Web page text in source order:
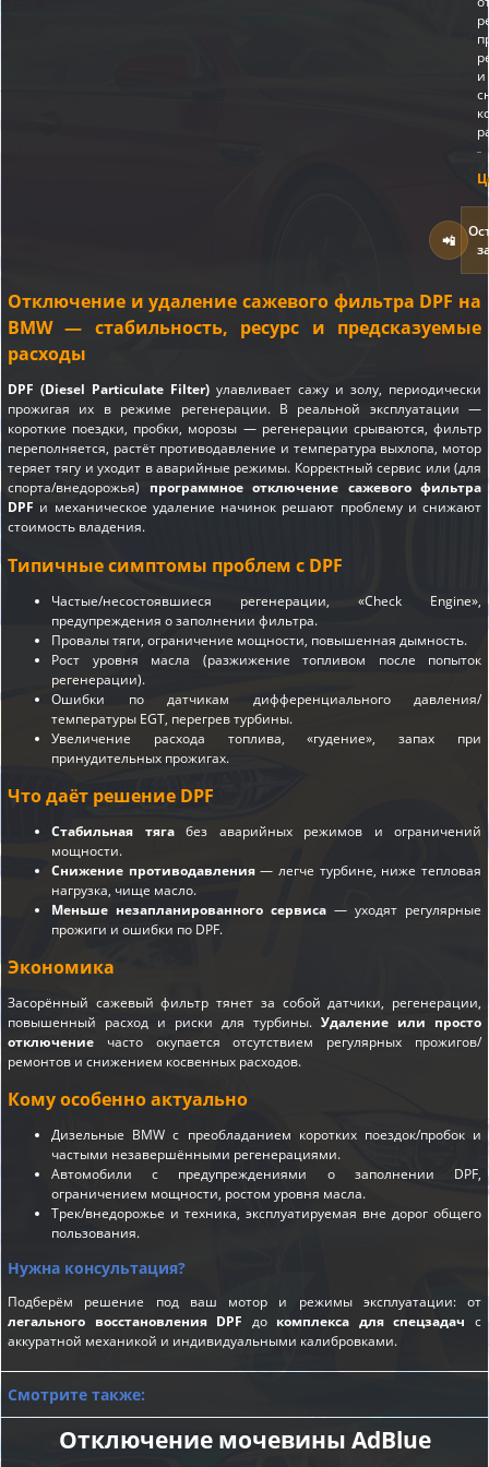
и
📲
Отключение и удаление сажевого фильтра DPF на
BMW — стабильность, ресурс и предсказуемые
расходы
DPF (Diesel Particulate Filter) улавливает сажу и золу, периодически
прожигая их в режиме регенерации. В реальной эксплуатации —
короткие поездки, пробки, морозы — регенерации срываются, фильтр
переполняется, растёт противодавление и температура выхлопа, мотор
теряет тягу и уходит в аварийные режимы. Корректный сервис или (для
спорта/внедорожья) программное отключение сажевого фильтра
DPF и механическое удаление начинок решают проблему и снижают
стоимость владения.
Типичные симптомы проблем с DPF
Частые/несостоявшиеся регенерации, «Check Engine»,
предупреждения о заполнении фильтра.
Провалы тяги, ограничение мощности, повышенная дымность.
Рост уровня масла (разжижение топливом после попыток
регенерации).
Ошибки по датчикам дифференциального давления/
температуры EGT, перегрев турбины.
Увеличение расхода топлива, «гудение», запах при
принудительных прожигах.
Что даёт решение DPF
Стабильная тягабез аварийных режимов и ограничений
мощности.
Снижение противодавления— легче турбине, ниже тепловая
нагрузка, чище масло.
Меньше незапланированного сервиса — уходят регулярные
прожиги и ошибки по DPF.
Экономика
Засорённый сажевый фильтр тянет за собой датчики, регенерации,
повышенный расход и риски для турбины. Удаление или просто
отключение часто окупается отсутствием регулярных прожигов/
ремонтов и снижением косвенных расходов.
Кому особенно актуально
Дизельные BMW с преобладанием коротких поездок/пробок и
частыми незавершёнными регенерациями.
Автомобили с предупреждениями о заполнении DPF,
ограничением мощности, ростом уровня масла.
Трек/внедорожье и техника, эксплуатируемая вне дорог общего
пользования.
Нужна консультация?
Подберём решение под ваш мотор и режимы эксплуатации: от
легального восстановления DPF до комплекса для спецзадач с
аккуратной механикой и индивидуальными калибровками.
Смотрите также:
Отключение мочевины AdBlue